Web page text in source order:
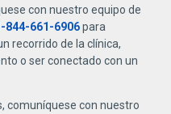
con nuestro equipo de
844-661-6906para
recorrido de la clínica,
o ser conectado con un
comuníquese con nuestro